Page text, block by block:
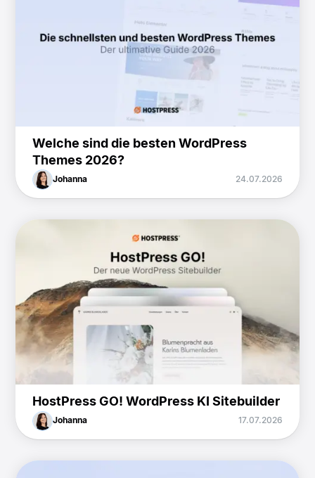
Welche sind die besten WordPress
Themes 2026?
Johanna 24.07.2026
HostPress GO! WordPress KI Sitebuilder
Johanna 17.07.2026